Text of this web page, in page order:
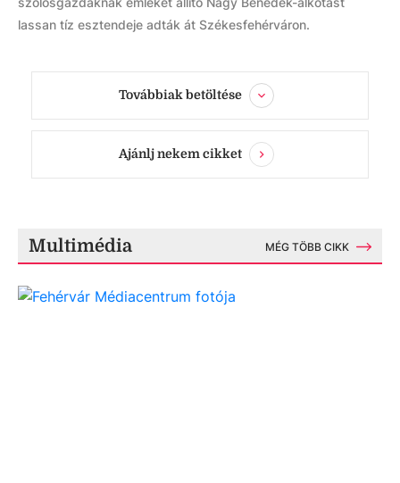
lassan tíz esztendeje adták át Székesfehérváron.
Továbbiak betöltése
Ajánlj nekem cikket
Multimédia MÉG TÖBB CIKK